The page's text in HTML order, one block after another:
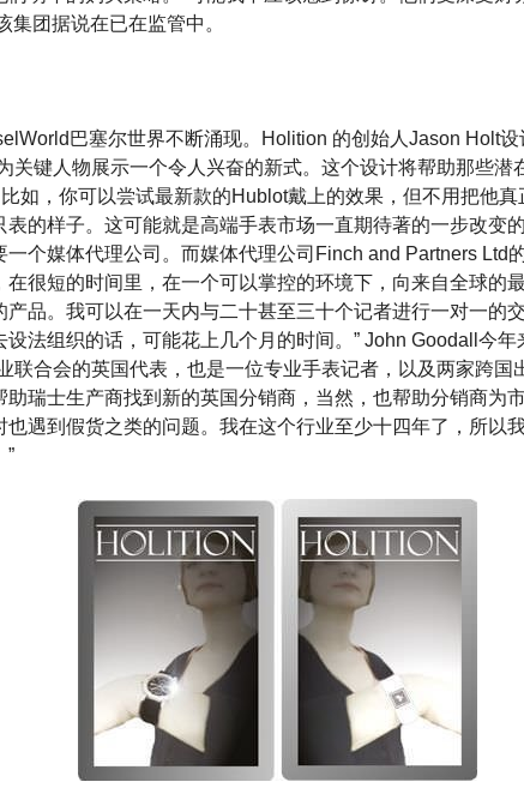
集团据说在已在监管中。
巴塞尔世界不断涌现。Holition 的创始人Jason Holt
关键人物展示一个令人兴奋的新式。这个设计将帮助那些潜
比如，你可以尝试最新款的Hublot戴上的效果，但不用把他
表的样子。这可能就是高端手表市场一直期待著的一步改变
个媒体代理公司。而媒体代理公司Finch and Partners Ltd
在很短的时间里，在一个可以掌控的环境下，向来自全球的
产品。我可以在一天内与二十甚至三十个记者进行一对一的
设法组织的话，可能花上几个月的时间。” John Goodall今
联合会的英国代表，也是一位专业手表记者，以及两家跨国
助瑞士生产商找到新的英国分销商，当然，也帮助分销商为
也遇到假货之类的问题。我在这个行业至少十四年了，所以
”